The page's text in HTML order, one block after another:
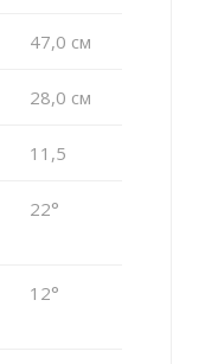
47,0 cм
28,0 cм
11,5
22°
12°